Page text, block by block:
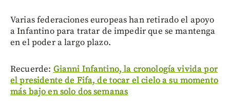
Varias federaciones europeas han retirado el apoyo
a Infantino para tratar de impedir que se mantenga
en el poder a largo plazo.
Recuerde: Gianni Infantino, la cronología vivida por
el presidente de Fifa, de tocar el cielo a su momento
más bajo en solo dos semanas